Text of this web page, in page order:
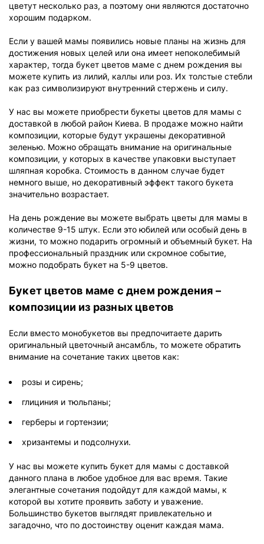
цветут несколько раз, а поэтому они являются достаточно
хорошим подарком.
Если у вашей мамы появились новые планы на жизнь для
достижения новых целей или она имеет непоколебимый
характер, тогда букет цветов маме с днем рождения вы
можете купить из лилий, каллы или роз. Их толстые стебли
как раз символизируют внутренний стержень и силу.
У нас вы можете приобрести букеты цветов для мамы с
доставкой в любой район Киева. В продаже можно найти
композиции, которые будут украшены декоративной
зеленью. Можно обращать внимание на оригинальные
композиции, у которых в качестве упаковки выступает
шляпная коробка. Стоимость в данном случае будет
немного выше, но декоративный эффект такого букета
значительно возрастает.
На день рождение вы можете выбрать цветы для мамы в
количестве 9-15 штук. Если это юбилей или особый день в
жизни, то можно подарить огромный и объемный букет. На
профессиональный праздник или скромное событие,
можно подобрать букет на 5-9 цветов.
Букет цветов маме с днем рождения –
композиции из разных цветов
Если вместо монобукетов вы предпочитаете дарить
оригинальный цветочный ансамбль, то можете обратить
внимание на сочетание таких цветов как:
розы и сирень;
глициния и тюльпаны;
герберы и гортензии;
хризантемы и подсолнухи.
У нас вы можете купить букет для мамы с доставкой
данного плана в любое удобное для вас время. Такие
элегантные сочетания подойдут для каждой мамы, к
которой вы хотите проявить заботу и уважение.
Большинство букетов выглядят привлекательно и
загадочно, что по достоинству оценит каждая мама.